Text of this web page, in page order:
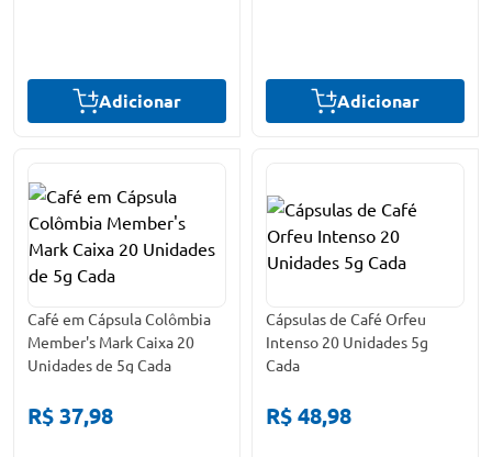
Adicionar Adicionar
Café em Cápsula Colômbia
Member's Mark Caixa 20
Unidades de 5g Cada
R$ 37,98
Cápsulas de Café Orfeu
Intenso 20 Unidades 5g
Cada
R$ 48,98